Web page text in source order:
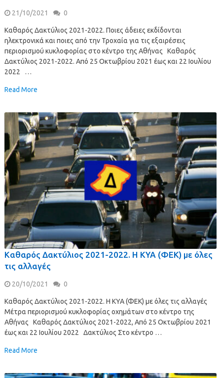
21/10/2021 0
Καθαρός Δακτύλιος 2021-2022. Ποιες άδειες εκδίδονται
ηλεκτρονικά και ποιες από την Τροχαία για τις εξαιρέσεις
περιορισμού κυκλοφορίας στο κέντρο της Αθήνας Καθαρός
Δακτύλιος 2021-2022. Από 25 Οκτωβρίου 2021 έως και 22 Ιουλίου
2022 …
Read More
Καθαρός Δακτύλιος 2021-2022. Η ΚΥΑ (ΦΕΚ) με όλες
τις αλλαγές
20/10/2021 0
Καθαρός Δακτύλιος 2021-2022. Η ΚΥΑ (ΦΕΚ) με όλες τις αλλαγές
Μέτρα περιορισμού κυκλοφορίας οχημάτων στο κέντρο της
Αθήνας Καθαρός Δακτύλιος 2021-2022, Από 25 Οκτωβρίου 2021
έως και 22 Ιουλίου 2022 Δακτύλιος Στο κέντρο …
Read More